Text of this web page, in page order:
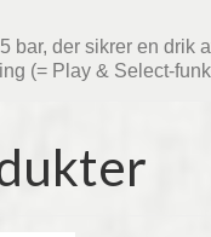
bar, der sikrer en
(= Play & Select-